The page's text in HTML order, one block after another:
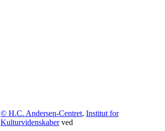
© H.C. Andersen-Centret, Institut for
Kulturvidenskaberved